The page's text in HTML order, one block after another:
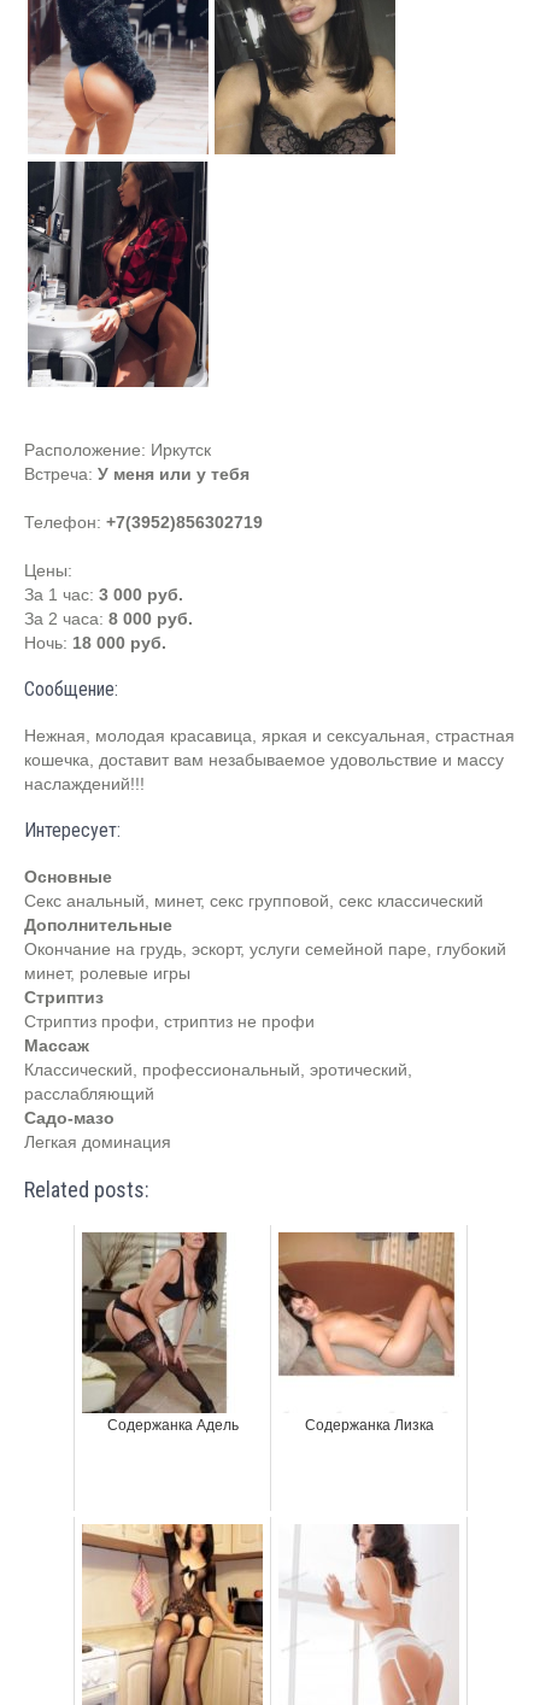
Расположение: Иркутск
Встреча: У меня или у тебя
Телефон: +7(3952)856302719
Цены:
За 1 час: 3 000 руб.
За 2 часа: 8 000 руб.
Ночь: 18 000 руб.
Сообщение:
Нежная, молодая красавица, яркая и сексуальная, страстная
кошечка, доставит вам незабываемое удовольствие и массу
наслаждений!!!
Интересует:
Основные
Секс анальный, минет, секс групповой, секс классический
Дополнительные
Окончание на грудь, эскорт, услуги семейной паре, глубокий
минет, ролевые игры
Стриптиз
Стриптиз профи, стриптиз не профи
Массаж
Классический, профессиональный, эротический,
расслабляющий
Садо-мазо
Легкая доминация
Related posts:
Содержанка Адель Содержанка Лизка